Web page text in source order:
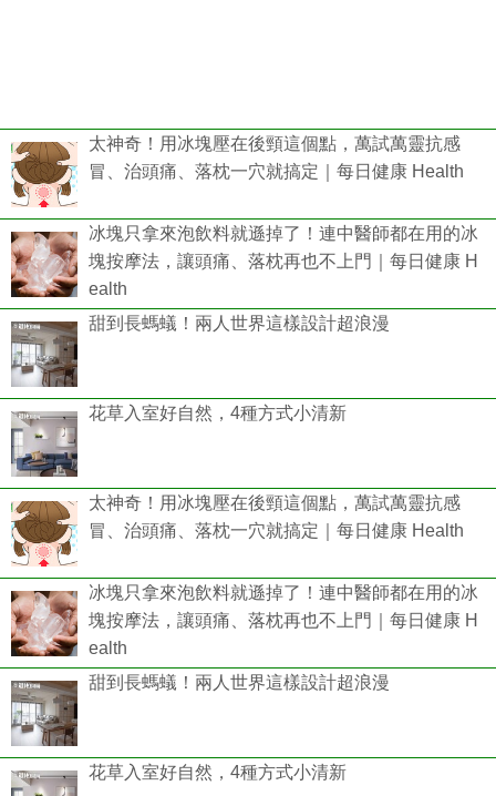
太神奇！用冰塊壓在後頸這個點，萬試萬靈抗感
冒、治頭痛、落枕一穴就搞定｜每日健康 Health
冰塊只拿來泡飲料就遜掉了！連中醫師都在用的冰
塊按摩法，讓頭痛、落枕再也不上門｜每日健康 H
ealth
甜到長螞蟻！兩人世界這樣設計超浪漫
花草入室好自然，4種方式小清新
太神奇！用冰塊壓在後頸這個點，萬試萬靈抗感
冒、治頭痛、落枕一穴就搞定｜每日健康 Health
冰塊只拿來泡飲料就遜掉了！連中醫師都在用的冰
塊按摩法，讓頭痛、落枕再也不上門｜每日健康 H
ealth
甜到長螞蟻！兩人世界這樣設計超浪漫
花草入室好自然，4種方式小清新